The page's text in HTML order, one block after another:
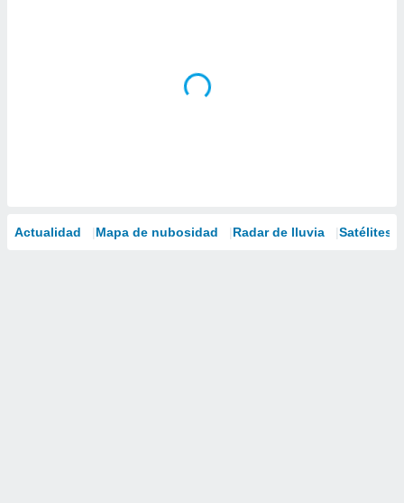
Actualidad Mapa de nubosidad Radar de lluvia Satélites